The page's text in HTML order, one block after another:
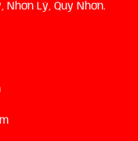
Nhơn Lý, Quy Nhơn.